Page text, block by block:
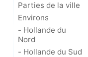
Parties de la ville
Environs
- Hollande du
Nord
- Hollande du Sud